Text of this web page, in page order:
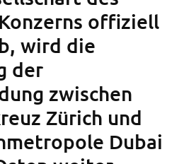
offiziell
wird die
der
zwischen
Zürich und
Dubai